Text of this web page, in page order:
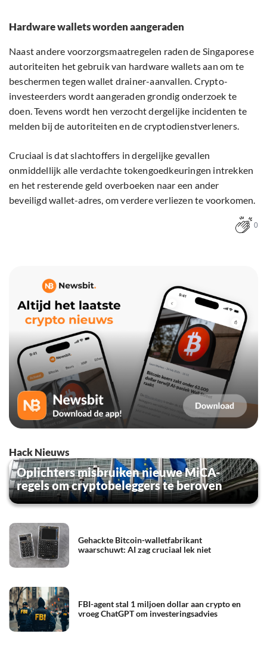
Hardware wallets worden aangeraden
Naast andere voorzorgsmaatregelen raden de Singaporese
autoriteiten het gebruik van hardware wallets aan om te
beschermen tegen wallet drainer-aanvallen. Crypto-
investeerders wordt aangeraden grondig onderzoek te
doen. Tevens wordt hen verzocht dergelijke incidenten te
melden bij de autoriteiten en de cryptodienstverleners.
Cruciaal is dat slachtoffers in dergelijke gevallen
onmiddellijk alle verdachte tokengoedkeuringen intrekken
en het resterende geld overboeken naar een ander
beveiligd wallet-adres, om verdere verliezen te voorkomen.
0
Hack Nieuws
Oplichters misbruiken nieuwe MiCA-
regels om cryptobeleggers te beroven
Gehackte Bitcoin-walletfabrikant
waarschuwt: AI zag cruciaal lek niet
FBI-agent stal 1 miljoen dollar aan crypto en
vroeg ChatGPT om investeringsadvies